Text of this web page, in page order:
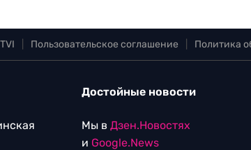
Пользовательское соглашение Политика
Достойные новости
Мы в Дзен.Новостях
и Google.News